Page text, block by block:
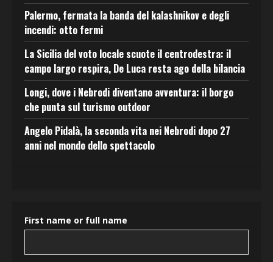
Palermo, fermata la banda del kalashnikov e degli
incendi: otto fermi
La Sicilia del voto locale scuote il centrodestra: il
campo largo respira, De Luca resta ago della bilancia
Longi, dove i Nebrodi diventano avventura: il borgo
che punta sul turismo outdoor
Angelo Pidalà, la seconda vita nei Nebrodi dopo 27
anni nel mondo dello spettacolo
First name or full name